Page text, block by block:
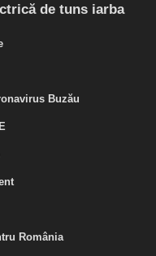
de tuns iarba
Buzău
România